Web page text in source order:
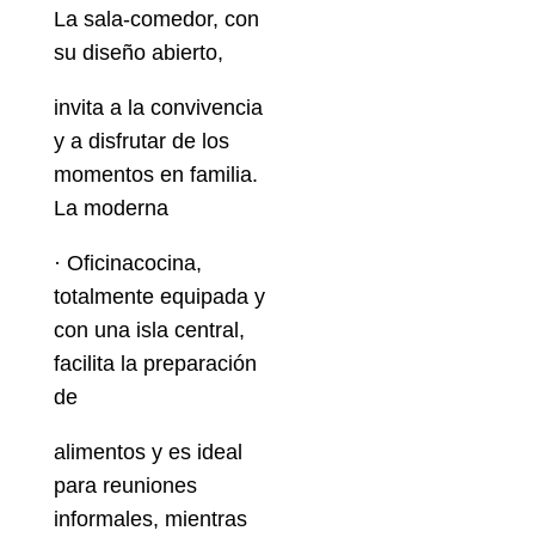
La sala-comedor, con
su diseño abierto,
invita a la convivencia
y a disfrutar de los
momentos en familia.
La moderna
· Oficinacocina,
totalmente equipada y
con una isla central,
facilita la preparación
de
alimentos y es ideal
para reuniones
informales, mientras